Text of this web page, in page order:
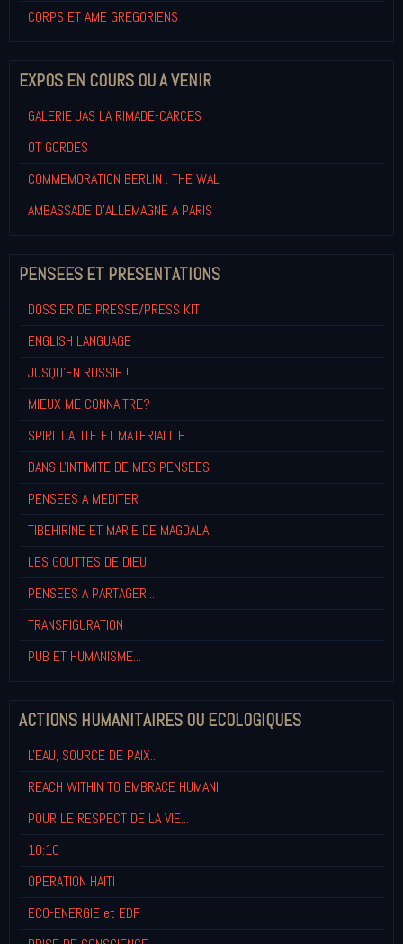
CORPS ET AME GREGORIENS
EXPOS EN COURS OU A VENIR
GALERIE JAS LA RIMADE-CARCES
OT GORDES
COMMEMORATION BERLIN : THE WAL
AMBASSADE D'ALLEMAGNE A PARIS
PENSEES ET PRESENTATIONS
DOSSIER DE PRESSE/PRESS KIT
ENGLISH LANGUAGE
JUSQU'EN RUSSIE !...
MIEUX ME CONNAITRE?
SPIRITUALITE ET MATERIALITE
DANS L'INTIMITE DE MES PENSEES
PENSEES A MEDITER
TIBEHIRINE ET MARIE DE MAGDALA
LES GOUTTES DE DIEU
PENSEES A PARTAGER...
TRANSFIGURATION
PUB ET HUMANISME...
ACTIONS HUMANITAIRES OU ECOLOGIQUES
L'EAU, SOURCE DE PAIX...
REACH WITHIN TO EMBRACE HUMANI
POUR LE RESPECT DE LA VIE...
10:10
OPERATION HAITI
ECO-ENERGIE et EDF